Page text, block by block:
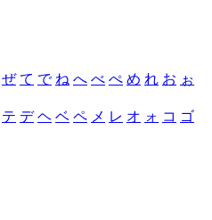
ぜ て で ね へ べ ぺ め れ お ぉ
テ デ ヘ ベ ペ メ レ オ ォ コ ゴ